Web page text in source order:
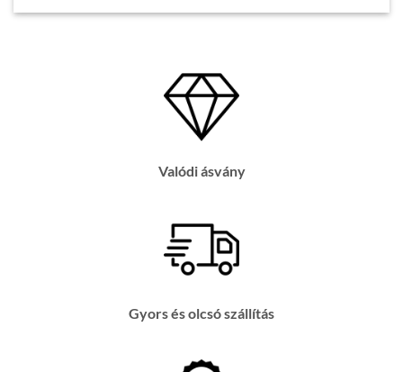
Valódi ásvány
Gyors és olcsó szállítás